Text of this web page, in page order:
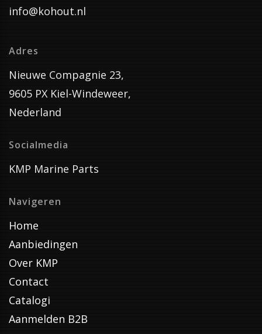
info@kohout.nl
Adres
Nieuwe Compagnie 23,
9605 PX Kiel-Windeweer,
Nederland
Socialmedia
KMP Marine Parts
Navigeren
Home
Aanbiedingen
Over KMP
Contact
Catalogi
Aanmelden B2B